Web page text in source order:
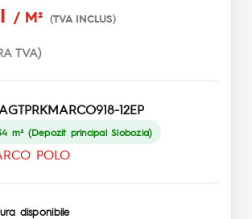
/ M² (TVA INCLUS)
TVA)
AGTPRKMARCO918-12EP
m² (Depozit principal Slobozia)
POLO
disponibile